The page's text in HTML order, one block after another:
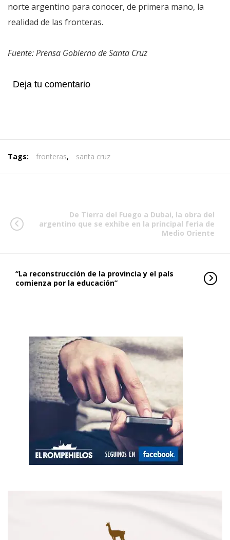
norte argentino para conocer, de primera mano, la
realidad de las fronteras.
Fuente: Prensa Gobierno de Santa Cruz
Deja tu comentario
Tags: fronteras, santa cruz
De Tierra del Fuego a Dubai, la obra del
argentino que se exhibe en la principal feria de
Medio Oriente
“La reconstrucción de la provincia y el país
comienza por la educación”